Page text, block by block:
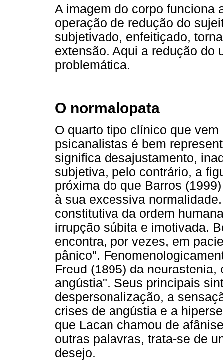
A imagem do corpo funciona
operação de redução do
subjetivado, enfeitiçado,
extensão. Aqui a redução do
problemática.
O normalopata
O quarto tipo clínico que
psicanalistas é bem
significa desajustamento,
subjetiva, pelo contrário, a
próxima do que Barros
à sua excessiva
constitutiva da ordem
irrupção súbita e imotivada.
encontra, por vezes, em
pânico".
Freud (1895) da
angústia". Seus principais
despersonalização, a
crises de angústia e a
que Lacan chamou de
outras palavras, trata-se de
desejo.